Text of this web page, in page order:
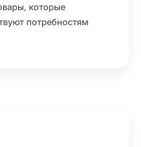
которые
потребностям